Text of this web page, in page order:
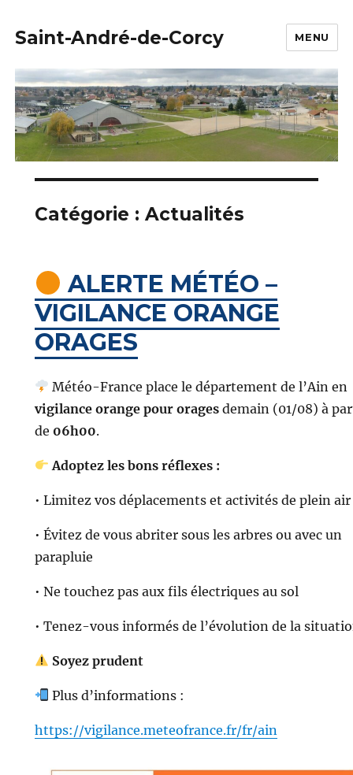
Saint-André-de-Corcy MENU
Catégorie : Actualités
ALERTE MÉTÉO –
VIGILANCE ORANGE
ORAGES
Météo-France place le département de l’Ain en
vigilance orange pour oragesdemain (01/08) à
de 06h00.
Adoptez les bons réflexes :
• Limitez vos déplacements et activités de plein air
• Évitez de vous abriter sous les arbres ou avec un
parapluie
• Ne touchez pas aux fils électriques au sol
• Tenez-vous informés de l’évolution de la
Soyez prudent
Plus d’informations :
https://vigilance.meteofrance.fr/fr/ain